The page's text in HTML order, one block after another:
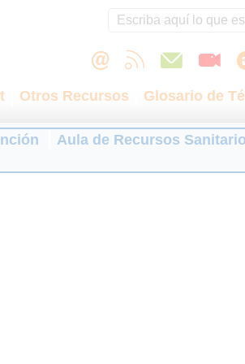
Otros Recursos Glosario de
Aula de Recursos